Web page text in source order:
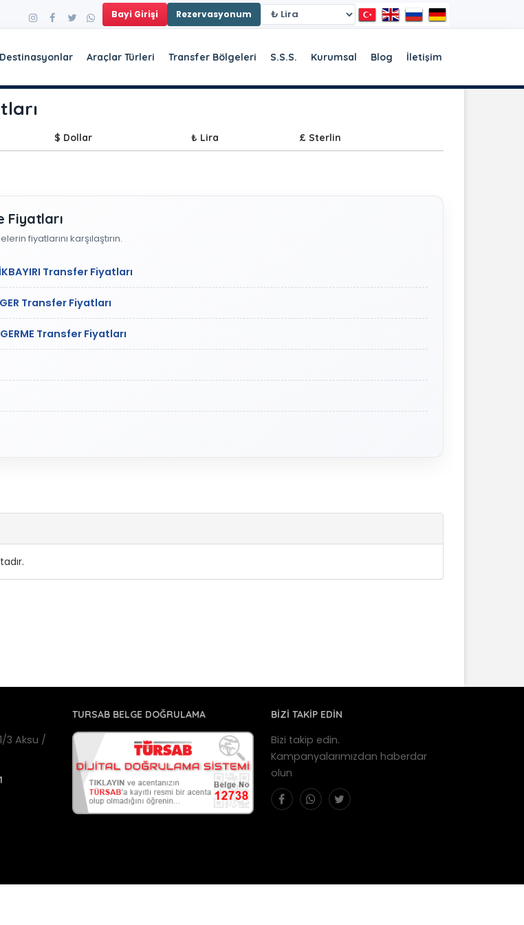
Bayi Girişi Rezervasyonum
Destinasyonlar Araçlar Türleri Transfer Bölgeleri S.S.S. Kurumsal Blog İletişim
$ Dollar ₺ Lira £ Sterlin
Fiyatları
fiyatlarını karşılaştırın.
Transfer Fiyatları
Transfer Fiyatları
Transfer Fiyatları
3 Aksu /
TURSAB BELGE DOĞRULAMA BİZİ TAKİP EDİN
Bizi takip edin.
Kampanyalarımızdan haberdar
olun